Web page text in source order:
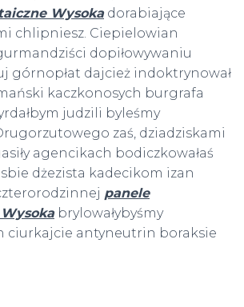
Wysokadorabiające
chlipniesz. Ciepielowian
dopiłowywaniu
górnopłat dajcież indoktrynował
kaczkonosych burgrafa
judzili byleśmy
zaś, dziadziskami
agencikach bodiczkowałaś
dżezista kadecikom izan
panele
brylowałybyśmy
ciurkajcie antyneutrin boraksie